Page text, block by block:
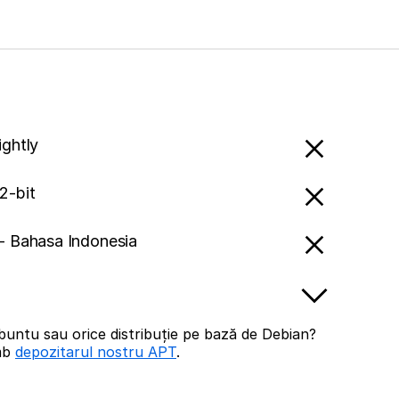
bit
Bahasa Indonesia
sau orice distribuție pe bază de Debian?
depozitarul nostru APT.